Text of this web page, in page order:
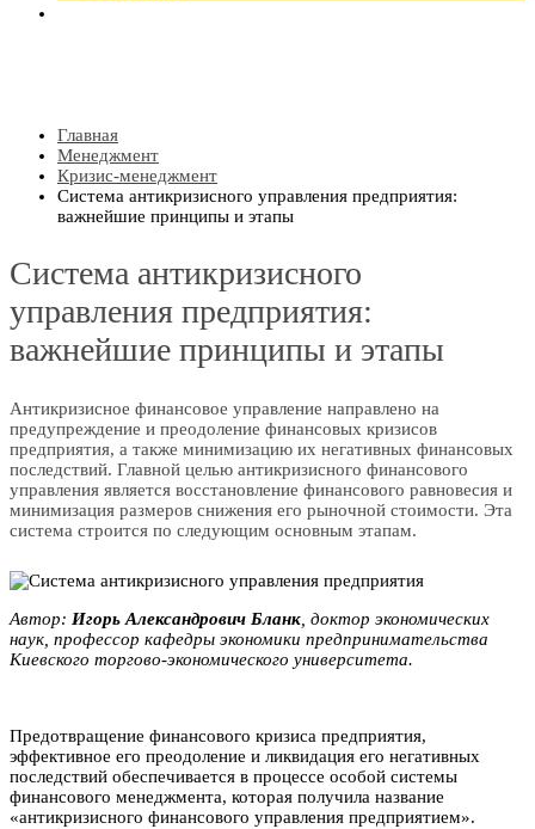
Главная
Менеджмент
Кризис-менеджмент
Система антикризисного управления предприятия:
важнейшие принципы и этапы
Система антикризисного
управления предприятия:
важнейшие принципы и этапы
Антикризисное финансовое управление направлено на
предупреждение и преодоление финансовых кризисов
предприятия, а также минимизацию их негативных финансовых
последствий. Главной целью антикризисного финансового
управления является восстановление финансового равновесия и
минимизация размеров снижения его рыночной стоимости. Эта
система строится по следующим основным этапам.
Автор: Игорь Александрович Блaнк, доктор экономических
наук, профессор кафедры экономики предпринимательства
Киевского торгово-экономического университета.
Предотвращение финансового кризиса предприятия,
эффективное его преодоление и ликвидация его негативных
последствий обеспечивается в процессе особой системы
финансового менеджмента, которая получила название
«антикризисного финансового управления предприятием».